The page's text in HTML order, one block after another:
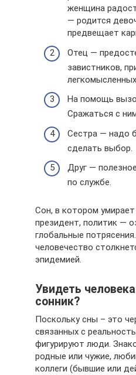
женщина
— родится
предвещает
Отец —
завистников,
На помощь
Сражаться с
Сестра — надо
сделать выбор.
Друг —
по службе.
Сон, в котором
президент, политик —
глобальные
человечество
эпидемией.
Увидеть
сонник?
Поскольку сны – это
связанных с
фигурируют люди.
родные или чужие,
коллеги (бывшие или